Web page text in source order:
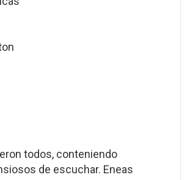
todos, conteniendo
de escuchar. Eneas